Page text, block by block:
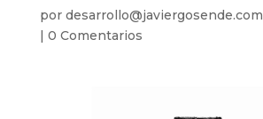
por desarrollo@javiergosende.com
| 0 Comentarios